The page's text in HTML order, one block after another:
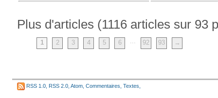
Plus d'articles (1116 articles sur 93
1 2 3 4 5 6 ... 92 93 →
RSS 1.0 RSS 2.0 Atom Commentaires Textes